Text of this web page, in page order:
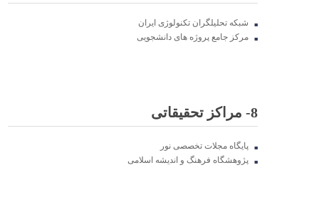
شبکه تحلیلگران تکنولوژی ایران
مرکز جامع پروژه های دانشجویی
8- مراکز تحقیقاتی
پایگاه مجلات تخصصی نور
پژوهشگاه فرهنگ و اندیشه اسلامی